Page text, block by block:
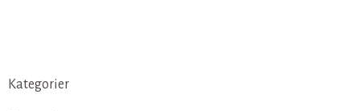
Kategorier